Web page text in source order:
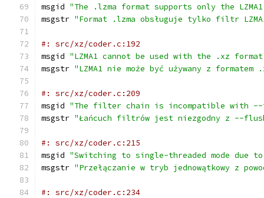
msgid "The .lzma format supports only the
msgstr "Format .lzma obsługuje tylko filtr
#: src/xz/coder.c:192
msgid "LZMA1 cannot be used with the .xz
msgstr "LZMA1 nie może być używany z formatem
#: src/xz/coder.c:209
msgid "The filter chain is incompatible with --
msgstr "Łańcuch filtrów jest niezgodny z --
#: src/xz/coder.c:215
msgid "Switching to single-threaded mode due
msgstr "Przełączanie w tryb jednowątkowy z
#: src/xz/coder.c:234